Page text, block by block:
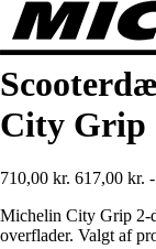
City Grip
710,00 kr. 617,00 kr.
Michelin City Grip 2-
overflader. Valgt af